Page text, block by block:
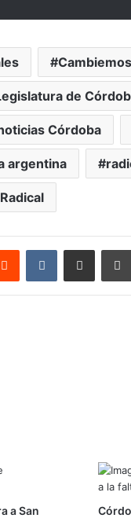
Cambiemos
de
Córdoba
argentina
Reddit VKontakte
Compartir por mail
a San